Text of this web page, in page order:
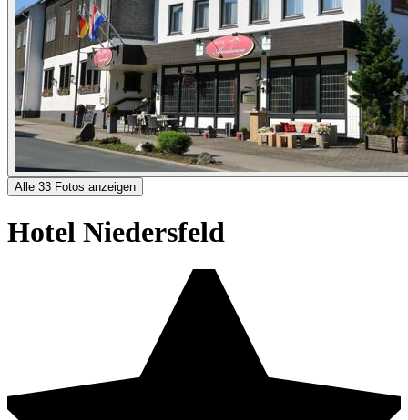
Alle 33 Fotos anzeigen
Hotel Niedersfeld